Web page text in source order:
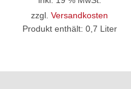
zzgl. Versandkosten
Produkt enthält: 0,7 Liter